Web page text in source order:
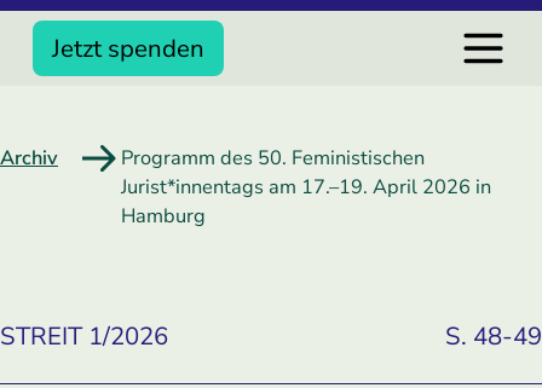
Jetzt spenden
Archiv
Programm des 50. Feministischen
Jurist*innentags am 17.–19. April 2026 in
Hamburg
STREIT 1/2026 S. 48-49